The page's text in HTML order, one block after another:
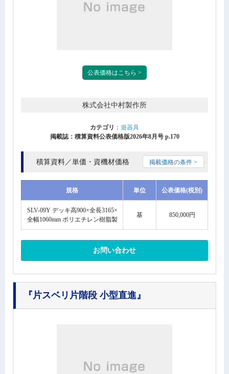
公表価格はこちら >
株式会社中村製作所
カテゴリ ： 遊器具
掲載誌：積算資料公表価格版2026年8月号 p.170
積算資料／単価・資機材価格 掲載価格の条件 >
規格 単位 公表価格(税別)
SLV-09Y デッキ高900×全長3165×
全幅1060mm ポリエチレン樹脂製
基 850,000円
お問い合わせ
『片スベリ片階段 小型直進』